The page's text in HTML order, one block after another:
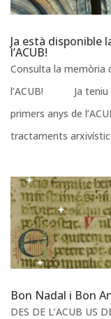
Ja està disponible
l’ACUB!
Consulta la memòria
l’ACUB! Ja teniu
primers anys de
tractaments
Bon Nadal i Bon
DES DE L’ACUB US